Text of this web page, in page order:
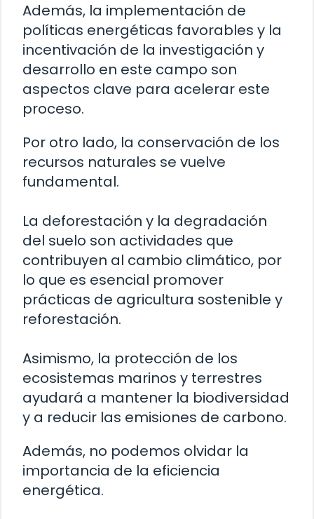
Además, la implementación de
políticas energéticas favorables y la
incentivación de la investigación y
desarrollo en este campo son
aspectos clave para acelerar este
proceso.
Por otro lado, la conservación de los
recursos naturales se vuelve
fundamental.
La deforestación y la degradación
del suelo son actividades que
contribuyen al cambio climático, por
lo que es esencial promover
prácticas de agricultura sostenible y
reforestación.
Asimismo, la protección de los
ecosistemas marinos y terrestres
ayudará a mantener la biodiversidad
y a reducir las emisiones de carbono.
Además, no podemos olvidar la
importancia de la eficiencia
energética.